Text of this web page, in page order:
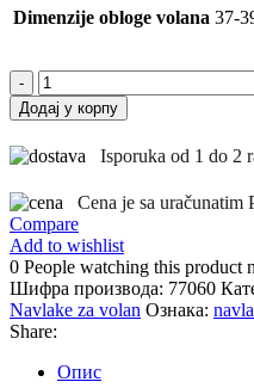
Dimenzije obloge volana 37-
Navlaka
za
volan
Plava
39cm
количина
Додај у корпу
Isporuka od 1 do 2
Cena je sa uračunatim
Compare
Add to wishlist
0 People watching this product
Шифра производа: 77060
Navlake za volan Ознака:
Share:
Опис